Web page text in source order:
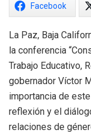
Facebook
La Paz, Baja
la conferencia
Trabajo Educativo,
gobernador Víctor
importancia de
reflexión y el
relaciones de